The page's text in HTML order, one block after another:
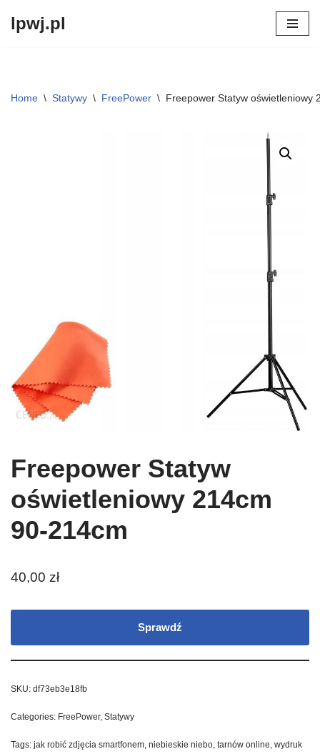
lpwj.pl
Home \ Statywy \ FreePower \ Freepower Statyw oświetleniowy
Freepower Statyw
oświetleniowy 214cm
90-214cm
40,00 zł
Sprawdź
SKU: df73eb3e18fb
Categories: FreePower, Statywy
Tags: jak robić zdjęcia smartfonem, niebieskie niebo, tarnów online, wydruk